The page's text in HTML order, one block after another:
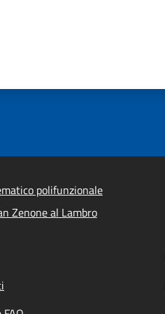
polifunzionale
Zenone al Lambro